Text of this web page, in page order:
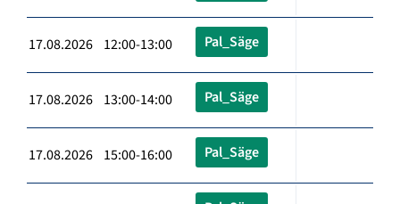
17.08.2026 12:00-13:00 Pal_Säge
17.08.2026 13:00-14:00 Pal_Säge
17.08.2026 15:00-16:00 Pal_Säge